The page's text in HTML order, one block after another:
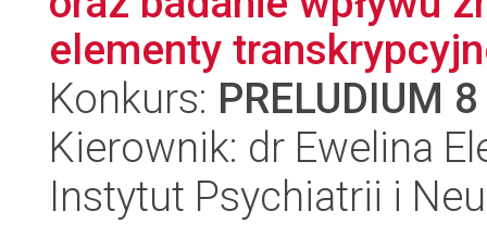
elementy
Konkurs: PRELUDIUM 8
Kierownik: dr Ewelina
Instytut Psychiatrii i